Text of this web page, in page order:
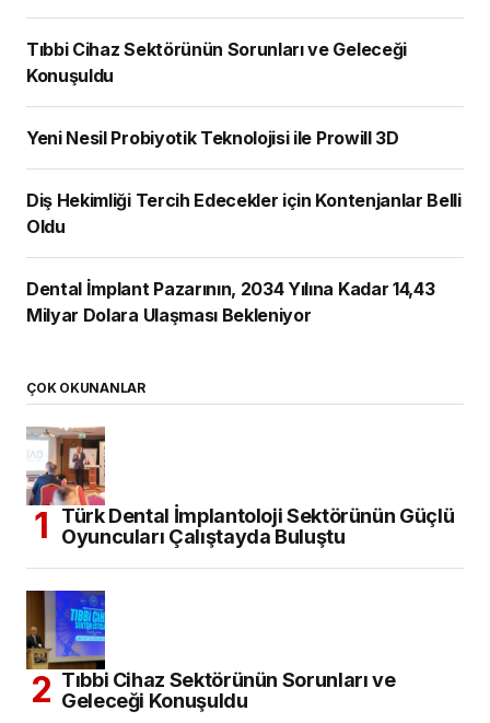
Tıbbi Cihaz Sektörünün Sorunları ve Geleceği
Konuşuldu
Yeni Nesil Probiyotik Teknolojisi ile Prowill 3D
Diş Hekimliği Tercih Edecekler için Kontenjanlar Belli
Oldu
Dental İmplant Pazarının, 2034 Yılına Kadar 14,43
Milyar Dolara Ulaşması Bekleniyor
ÇOK OKUNANLAR
Türk Dental İmplantoloji Sektörünün Güçlü
Oyuncuları Çalıştayda Buluştu
Tıbbi Cihaz Sektörünün Sorunları ve
Geleceği Konuşuldu